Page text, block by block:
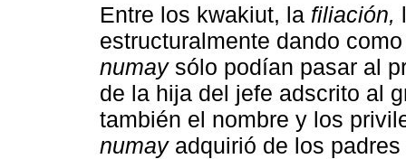
Entre los kwakiut, la filiación,
estructuralmente dando
numaysólo podían pasar al
de la hija del jefe adscrito al
también el nombre y los
numayadquirió de los